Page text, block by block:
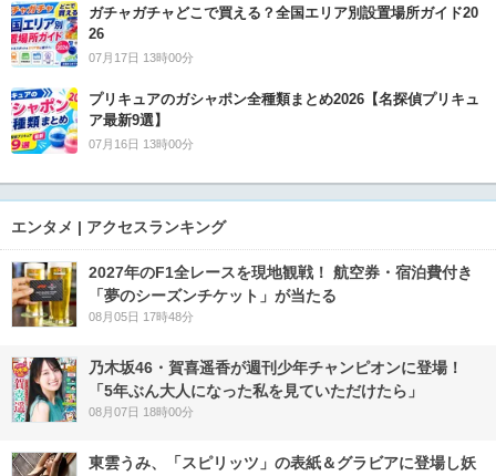
ガチャガチャどこで買える？全国エリア別設置場所ガイド20
26
07月17日 13時00分
プリキュアのガシャポン全種類まとめ2026【名探偵プリキュ
ア最新9選】
07月16日 13時00分
エンタメ | アクセスランキング
2027年のF1全レースを現地観戦！ 航空券・宿泊費付き
「夢のシーズンチケット」が当たる
08月05日 17時48分
乃木坂46・賀喜遥香が週刊少年チャンピオンに登場！
「5年ぶん大人になった私を見ていただけたら」
08月07日 18時00分
東雲うみ、「スピリッツ」の表紙＆グラビアに登場し妖